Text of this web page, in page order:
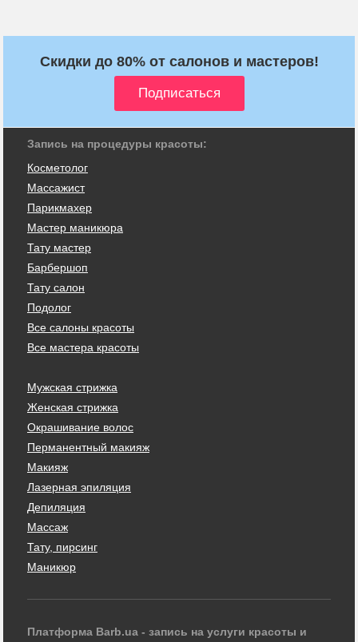
Скидки до 80% от салонов и мастеров!
Запись на процедуры красоты:
Косметолог
Массажист
Парикмахер
Мастер маникюра
Тату мастер
Барбершоп
Тату салон
Подолог
Все салоны красоты
Все мастера красоты
Мужская стрижка
Женская стрижка
Окрашивание волос
Перманентный макияж
Макияж
Лазерная эпиляция
Депиляция
Массаж
Тату, пирсинг
Маникюр
Платформа Barb.ua - запись на услуги красоты и